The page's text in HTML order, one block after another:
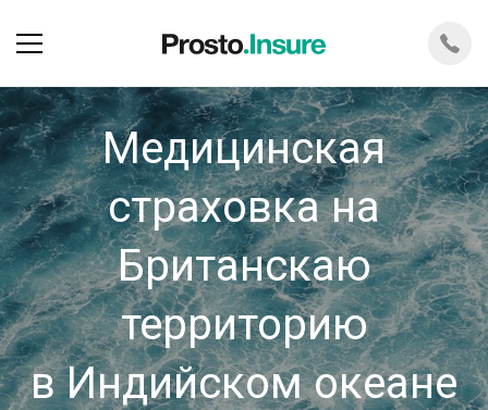
Медицинская
страховка на
Британскаю
территорию
в Индийском океане